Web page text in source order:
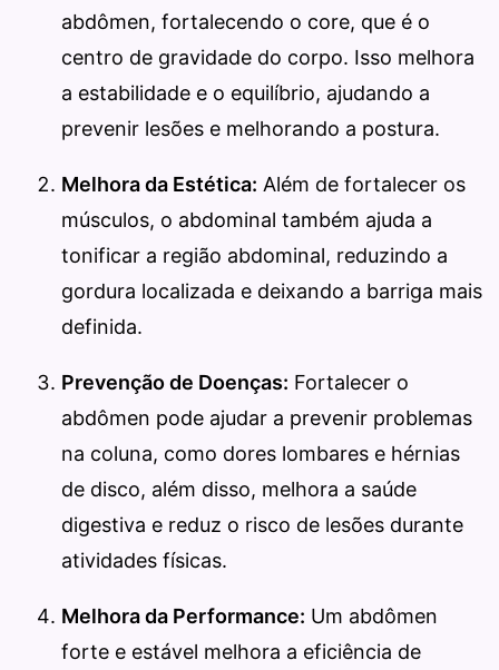
abdômen, fortalecendo o core, que é o
centro de gravidade do corpo. Isso melhora
a estabilidade e o equilíbrio, ajudando a
prevenir lesões e melhorando a postura.
Melhora da Estética: Além de fortalecer os
músculos, o abdominal também ajuda a
tonificar a região abdominal, reduzindo a
gordura localizada e deixando a barriga mais
definida.
Prevenção de Doenças: Fortalecer o
abdômen pode ajudar a prevenir problemas
na coluna, como dores lombares e hérnias
de disco, além disso, melhora a saúde
digestiva e reduz o risco de lesões durante
atividades físicas.
Melhora da Performance: Um abdômen
forte e estável melhora a eficiência de